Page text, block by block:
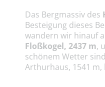
Das Bergmassiv des
Besteigung dieses
wandern wir hinauf
Floßkogel, 2437 m,
schönem Wetter
Arthurhaus, 1541